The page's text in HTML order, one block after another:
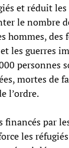
et réduit
le nombre
hommes, des
les guerres
personnes
mortes de
l’ordre.
financés par
les